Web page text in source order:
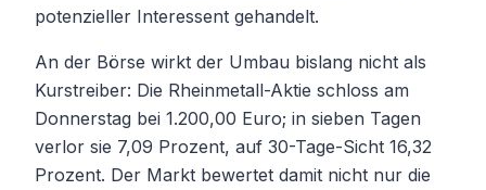
potenzieller Interessent gehandelt.
An der Börse wirkt der Umbau bislang nicht als
Kurstreiber: Die Rheinmetall-Aktie schloss am
Donnerstag bei 1.200,00 Euro; in sieben Tagen
verlor sie 7,09 Prozent, auf 30-Tage-Sicht 16,32
Prozent. Der Markt bewertet damit nicht nur die